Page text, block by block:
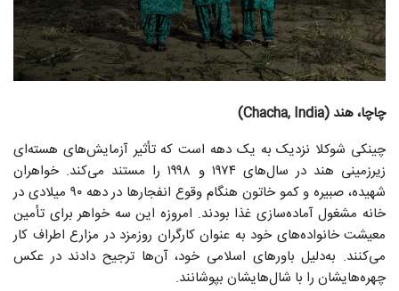
چاچا، هند (Chacha, India)
چینکی شوکلا نزدیک به یک دهه است که تأثیر آزمایش‌های هسته‌ای
زیرزمینی هند در سال‌های ۱۹۷۴ و ۱۹۹۸ را مستند می‌کند. خواهران
شهیده، صبیره و کمو خاتون هنگام وقوع انفجارها در دهه ۹۰ میلادی در
خانه مشغول آماده‌سازی غذا بودند. امروزه این سه خواهر برای تأمین
معیشت خانواده‌های خود به‌ عنوان کارگران روزمزد در مزارع اطراف کار
می‌کنند. به‌دلیل باورهای اسلامی خود، آن‌ها ترجیح دادند در عکس
چهره‌هایشان را با شال‌هایشان بپوشانند.